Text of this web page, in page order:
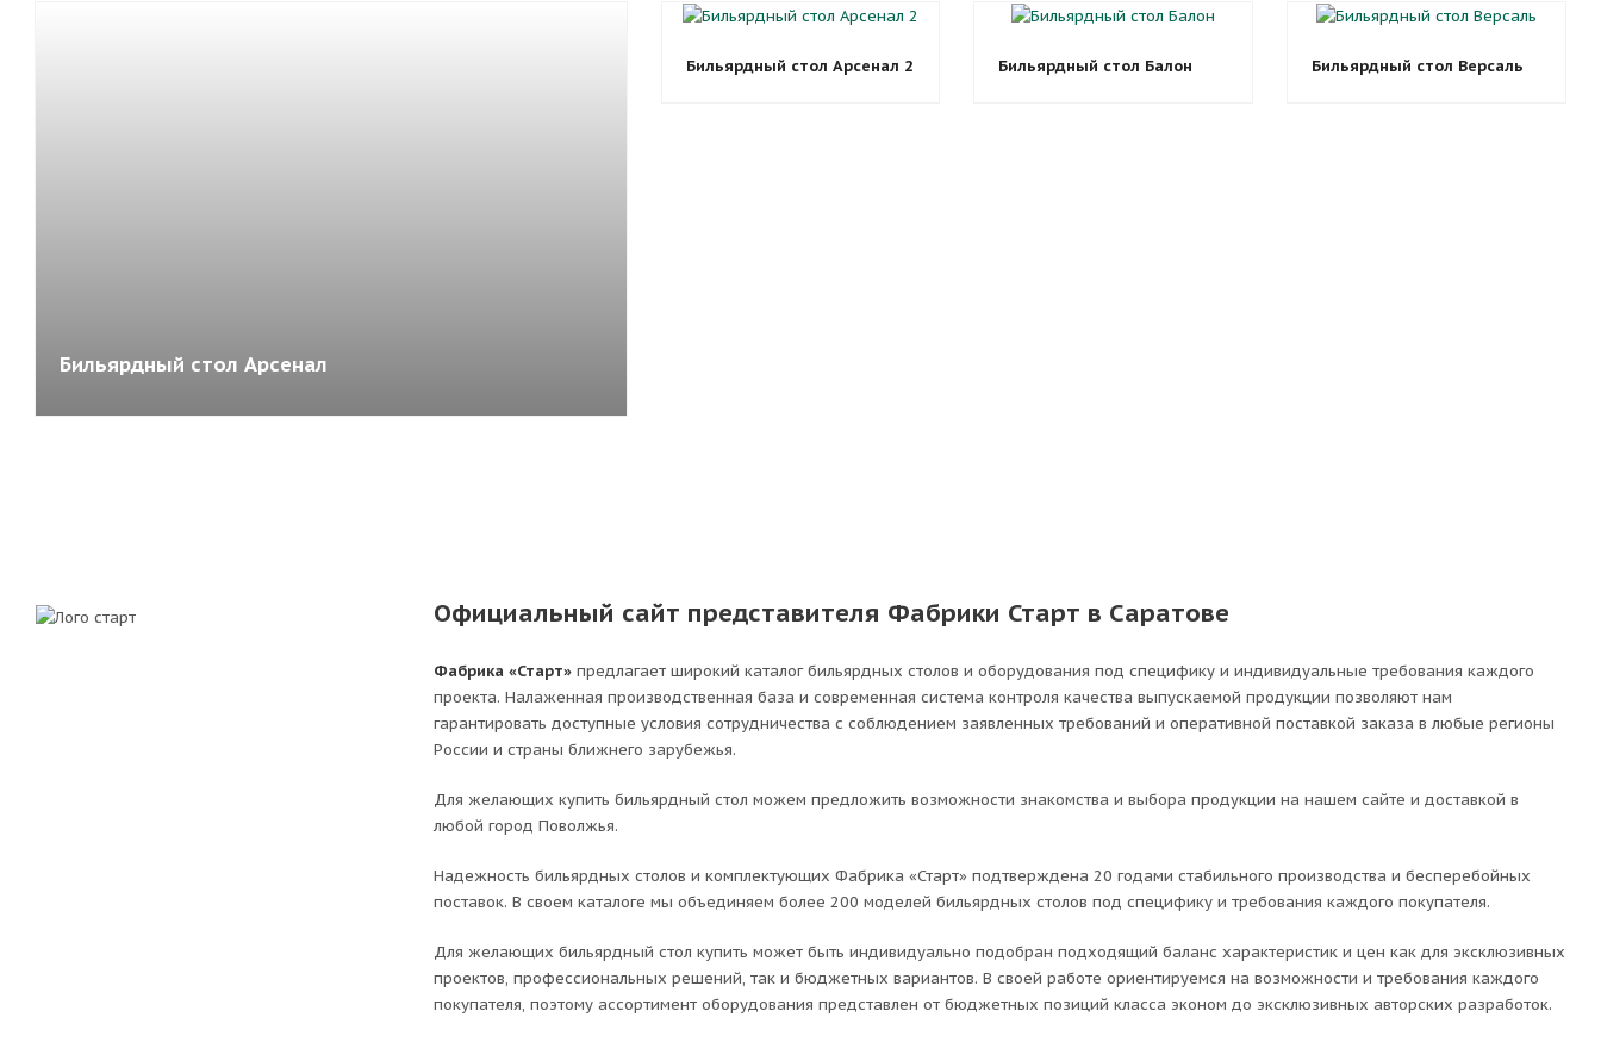
Бильярдный стол Арсенал
Бильярдный стол Арсенал 2 Бильярдный стол Балон Бильярдный стол Версаль
Официальный сайт представителя Фабрики Старт в Саратове
Фабрика «Старт»предлагает широкий каталог бильярдных столов и оборудования под специфику и индивидуальные требования каждого
проекта. Налаженная производственная база и современная система контроля качества выпускаемой продукции позволяют нам
гарантировать доступные условия сотрудничества с соблюдением заявленных требований и оперативной поставкой заказа в любые регионы
России и страны ближнего зарубежья.
Для желающих купить бильярдный стол можем предложить возможности знакомства и выбора продукции на нашем сайте и доставкой в
любой город Поволжья.
Надежность бильярдных столов и комплектующих Фабрика «Старт» подтверждена 20 годами стабильного производства и бесперебойных
поставок. В своем каталоге мы объединяем более 200 моделей бильярдных столов под специфику и требования каждого покупателя.
Для желающих бильярдный стол купить может быть индивидуально подобран подходящий баланс характеристик и цен как для эксклюзивных
проектов, профессиональных решений, так и бюджетных вариантов. В своей работе ориентируемся на возможности и требования каждого
покупателя, поэтому ассортимент оборудования представлен от бюджетных позиций класса эконом до эксклюзивных авторских разработок.